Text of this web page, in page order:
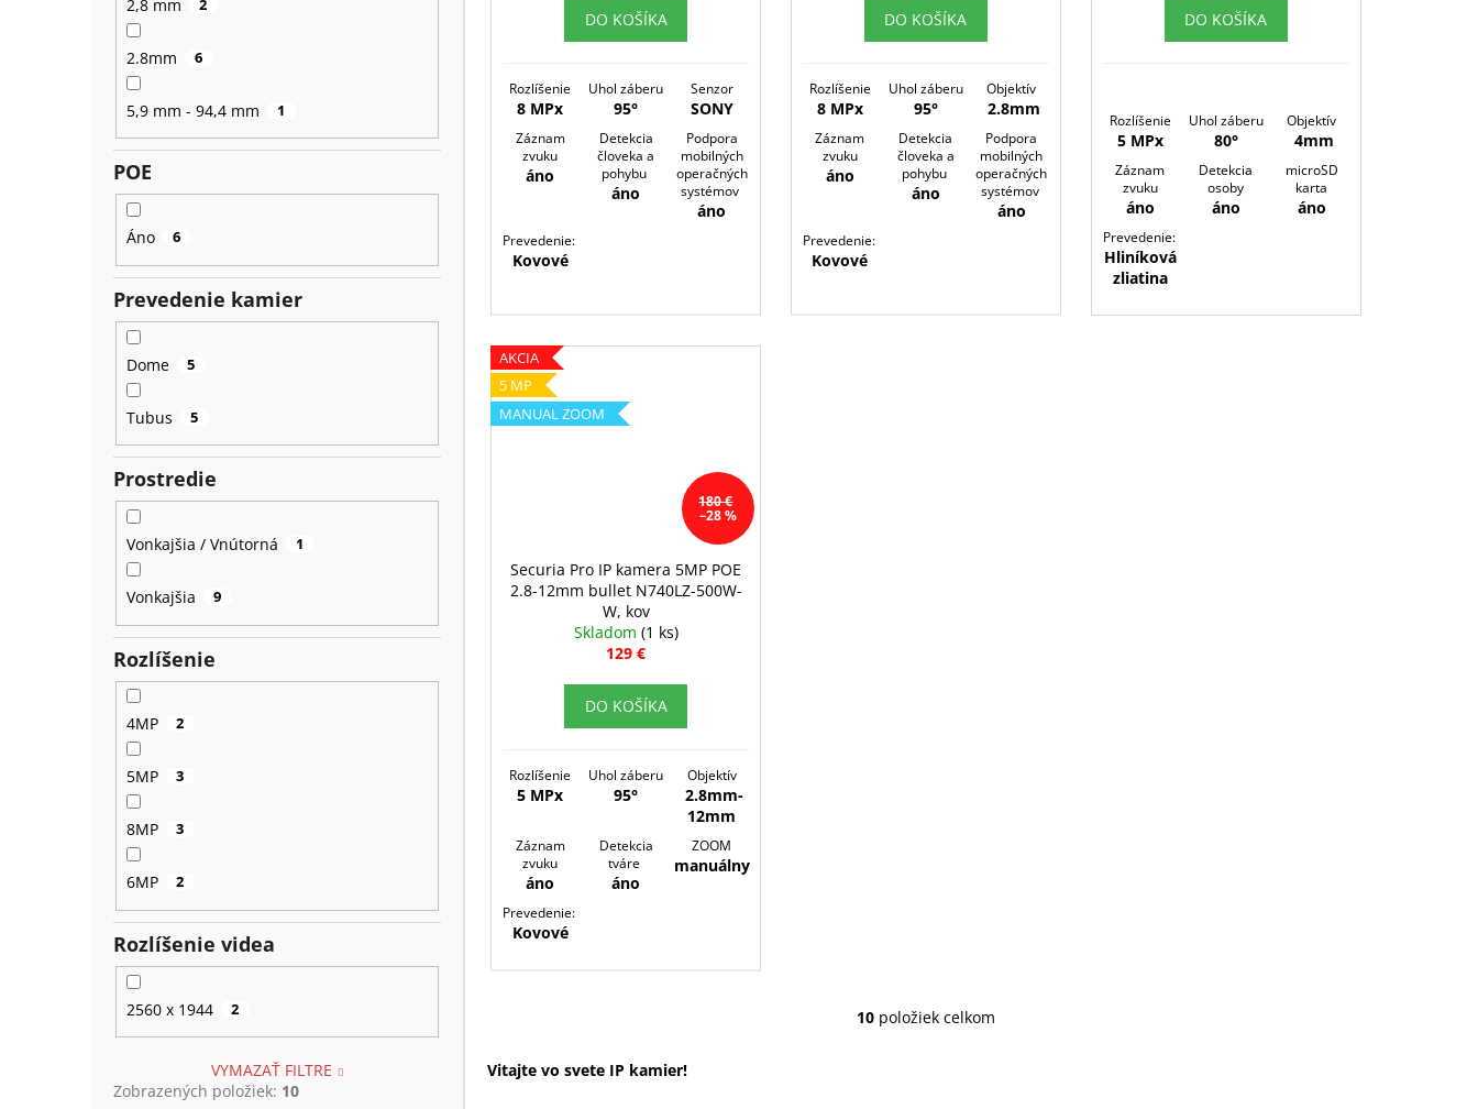
2,8 mm 2
2.8mm 6
5,9 mm - 94,4 mm 1
POE
Áno 6
Prevedenie kamier
Dome 5
Tubus 5
Prostredie
Vonkajšia / Vnútorná 1
Vonkajšia 9
Rozlíšenie
4MP 2
5MP 3
8MP 3
6MP 2
Rozlíšenie videa
2560 x 1944 2
VYMAZAŤ FILTRE
Zobrazených položiek: 10
DO KOŠÍKA
Rozlíšenie
8 MPx
Uhol záberu
95°
Senzor
SONY
Záznam
zvuku
áno
Detekcia
človeka a
pohybu
áno
Podpora
mobilných
operačných
systémov
áno
Prevedenie:
Kovové
DO KOŠÍKA
Rozlíšenie
8 MPx
Uhol záberu
95°
Objektív
2.8mm
Záznam
zvuku
áno
Detekcia
človeka a
pohybu
áno
Podpora
mobilných
operačných
systémov
áno
Prevedenie:
Kovové
DO KOŠÍKA
Rozlíšenie
5 MPx
Uhol záberu
80°
Objektív
4mm
Záznam
zvuku
áno
Detekcia
osoby
áno
microSD
karta
áno
Prevedenie:
Hliníková
zliatina
AKCIA
5 MP
MANUAL ZOOM
180 €
–28 %
Securia Pro IP kamera 5MP POE
2.8-12mm bullet N740LZ-500W-
W, kov
Skladom (1 ks)
129 €
DO KOŠÍKA
Rozlíšenie
5 MPx
Uhol záberu
95°
Objektív
2.8mm-
12mm
Záznam
zvuku
áno
Detekcia
tváre
áno
ZOOM
manuálny
Prevedenie:
Kovové
O
10 položiek celkom
Vitajte vo svete IP kamier!